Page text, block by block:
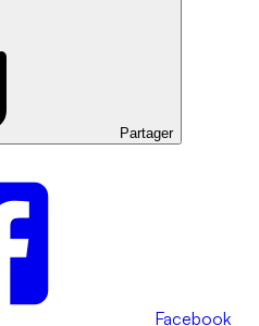
Partager
Facebook